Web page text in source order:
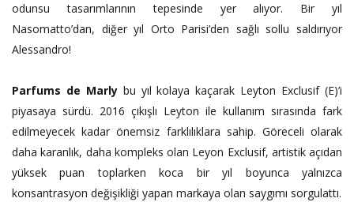
odunsu tasarımlarının tepesinde yer alıyor. Bir yıl
Nasomatto’dan, diğer yıl Orto Parisi’den sağlı sollu saldırıyor
Alessandro!
Parfums de Marlybu yıl kolaya kaçarak Leyton Exclusif (E)’i
piyasaya sürdü. 2016 çıkışlı Leyton ile kullanım sırasında fark
edilmeyecek kadar önemsiz farklılıklara sahip. Göreceli olarak
daha karanlık, daha kompleks olan Leyon Exclusif, artistik açıdan
yüksek puan toplarken koca bir yıl boyunca yalnızca
konsantrasyon değişikliği yapan markaya olan saygımı sorgulattı.